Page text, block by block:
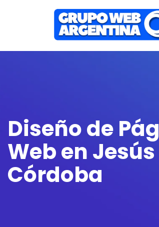
Diseño de
Web en
Córdoba